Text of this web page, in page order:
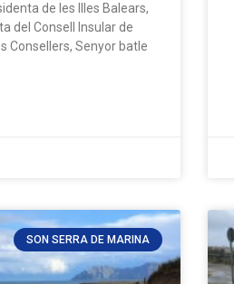
de les Illes Balears,
del Consell Insular de
Consellers, Senyor batle
SON SERRA DE MARINA